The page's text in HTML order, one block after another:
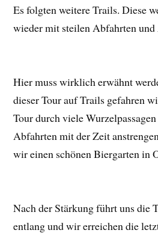
Es folgten weitere Trails. Diese
wieder mit steilen Abfahrten und
Hier muss wirklich erwähnt
dieser Tour auf Trails gefahren
Tour durch viele
Abfahrten mit der Zeit
wir einen schönen Biergarten in
Nach der Stärkung führt uns die
entlang und wir erreichen die